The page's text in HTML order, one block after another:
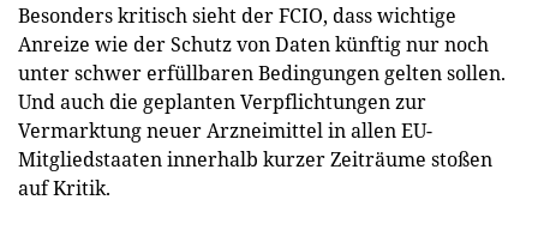
Besonders kritisch sieht der FCIO, dass wichtige
Anreize wie der Schutz von Daten künftig nur noch
unter schwer erfüll­baren Bedingungen gelten sollen.
Und auch die geplanten Verpflichtungen zur
Vermarktung neuer Arzneimittel in allen EU-
Mitgliedstaaten innerhalb kurzer Zeiträume stoßen
auf Kritik.